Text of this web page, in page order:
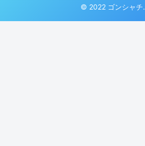
© 2022 ゴンシャチ.